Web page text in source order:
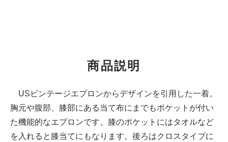
商品説明
USビンテージエプロンからデザインを引用した一着。
胸元や腹部、膝部にある当て布にまでもポケットが付い
た機能的なエプロンです。膝のポケットにはタオルなど
を入れると膝当てにもなります。後ろはクロスタイプに